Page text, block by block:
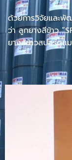
ด้วยการวิจัยและพั
ว่า ลูกยางสีข้าว
ยางสัข้าวสปอร์ตเ